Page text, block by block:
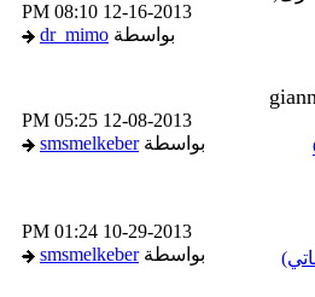
12-16-2013
08:10 PM
بواسطةdr_mimo
12-08-2013
05:25 PM
بواسطةsmsmelkeber
10-29-2013
01:24 PM
بواسطةsmsmelkeber